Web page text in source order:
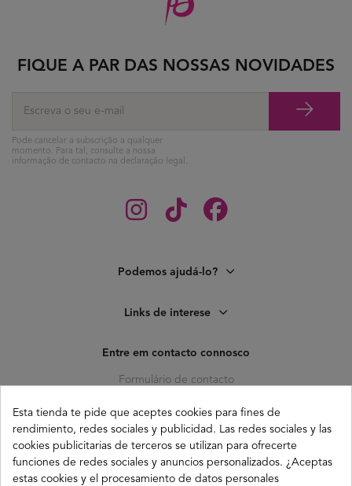
Podemos ajudá-lo?
Links de interese
Entre em contacto connosco
Formulário de contacto
41010 (Triana) Sevilla
info@buganco.com
FIQUE A PAR DAS NOSSAS NOVIDADES
Pode cancelar a subscrição a qualquer
momento. Para tal, consulte a nossa
informação de contacto na declaração legal.
Esta tienda te pide que aceptes cookies para fines de
rendimiento, redes sociales y publicidad. Las redes sociales y las
cookies publicitarias de terceros se utilizan para ofrecerte
funciones de redes sociales y anuncios personalizados. ¿Aceptas
estas cookies y el procesamiento de datos personales